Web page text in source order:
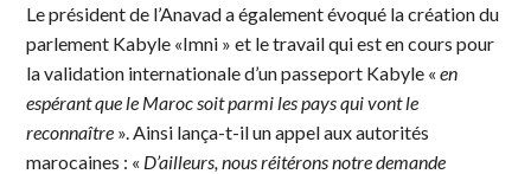
Le président de l’Anavad a également évoqué la création du
parlement Kabyle «Imni » et le travail qui est en cours pour
la validation internationale d’un passeport Kabyle «en
espérant que le Maroc soit parmi les pays qui vont le
reconnaître ». Ainsi lança-t-il un appel aux autorités
marocaines : « D’ailleurs, nous réitérons notre demande